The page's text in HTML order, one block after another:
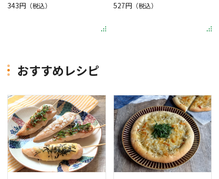
343円 （税込） 527円（税込）
おすすめレシピ